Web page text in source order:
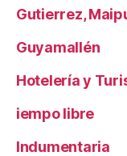
Gutierrez,
Guyamallén
Hotelería y
iempo libre
Indumentaria